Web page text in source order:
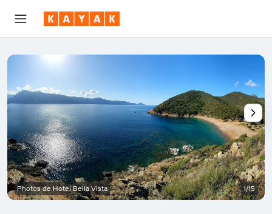
Photos de Hotel Bella Vista 1/15